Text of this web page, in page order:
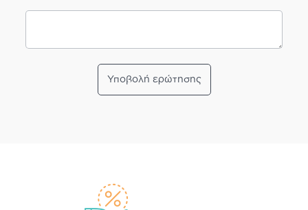
Υποβολή ερώτησης